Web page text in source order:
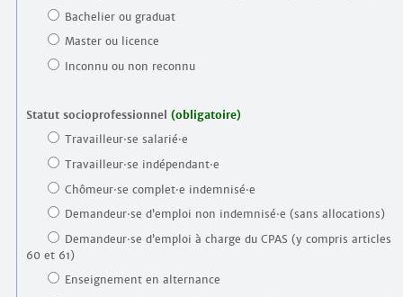
Bachelier ou graduat
Master ou licence
Inconnu ou non reconnu
Statut socioprofessionnel (obligatoire)
Travailleur⋅se salarié⋅e
Travailleur⋅se indépendant⋅e
Chômeur⋅se complet⋅e indemnisé⋅e
Demandeur⋅se d’emploi non indemnisé⋅e (sans allocations)
Demandeur⋅se d’emploi à charge du CPAS (y compris articles
60 et 61)
Enseignement en alternance